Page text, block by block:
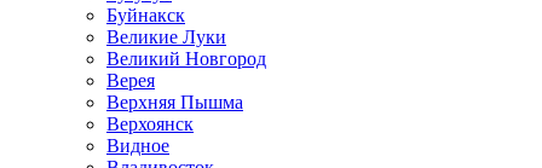
Буйнакск
Великие Луки
Великий Новгород
Верея
Верхняя Пышма
Верхоянск
Видное